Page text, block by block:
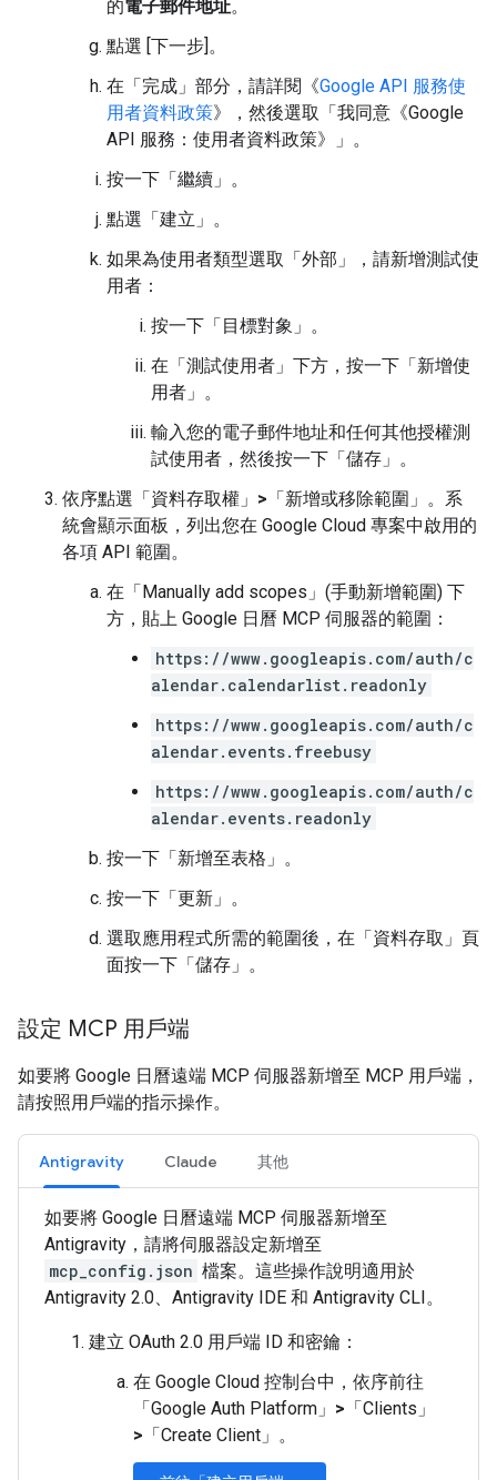
的電子郵件地址。
點選 [下一步]。
在「完成」 部分，請詳閱《Google API 服務使
用者資料政策》，然後選取「我同意《Google
API 服務：使用者資料政策》」 。
按一下「繼續」 。
點選「建立」 。
如果為使用者類型選取「外部」
，請新增測試使
用者：
按一下「目標對象」 。
在「測試使用者」 下方，按一下「新增使
用者」 。
輸入您的電子郵件地址和任何其他授權測
試使用者，然後按一下「儲存」 。
依序點選「資料存取權」 > 「新增或移除範圍」 。系
統會顯示面板，列出您在 Google Cloud 專案中啟用的
各項 API 範圍。
在「Manually add scopes」(手動新增範圍) 下
方，貼上 Google 日曆 MCP 伺服器的範圍：
https://www.googleapis.com/auth/c
alendar.calendarlist.readonly
https://www.googleapis.com/auth/c
alendar.events.freebusy
https://www.googleapis.com/auth/c
alendar.events.readonly
按一下「新增至表格」 。
按一下「更新」 。
選取應用程式所需的範圍後，在「資料存取」 頁
面按一下「儲存」 。
設定 MCP 用戶端
如要將 Google 日曆遠端 MCP 伺服器新增至 MCP 用戶端，
請按照用戶端的指示操作。
Antigravity Claude 其他
如要將 Google 日曆遠端 MCP 伺服器新增至
Antigravity，請將伺服器設定新增至
mcp_config.json 檔案。這些操作說明適用於
Antigravity 2.0、Antigravity IDE 和 Antigravity CLI。
建立 OAuth 2.0 用戶端 ID 和密鑰：
在 Google Cloud 控制台中，依序前往
「Google Auth Platform」 > 「Clients」
> 「Create Client」 。